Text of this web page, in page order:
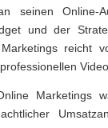
seinen Online-
und der
reicht
Marketings